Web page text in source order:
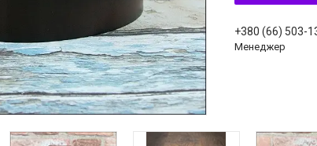
+380 (66) 503-
Менеджер